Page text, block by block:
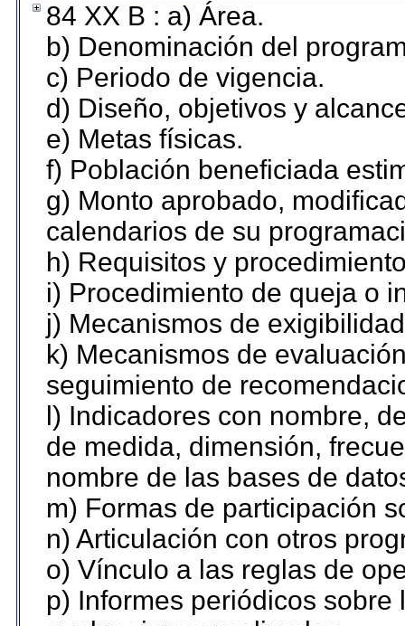
84 XX B : a) Área.
b) Denominación del
c) Periodo de vigencia.
d) Diseño, objetivos y
e) Metas físicas.
f) Población beneficiada
g) Monto aprobado,
calendarios de su
h) Requisitos y
i) Procedimiento de queja o
j) Mecanismos de
k) Mecanismos de
seguimiento de
l) Indicadores con nombre,
de medida, dimensión,
nombre de las bases de
m) Formas de participación
n) Articulación con otros
o) Vínculo a las reglas de
p) Informes periódicos